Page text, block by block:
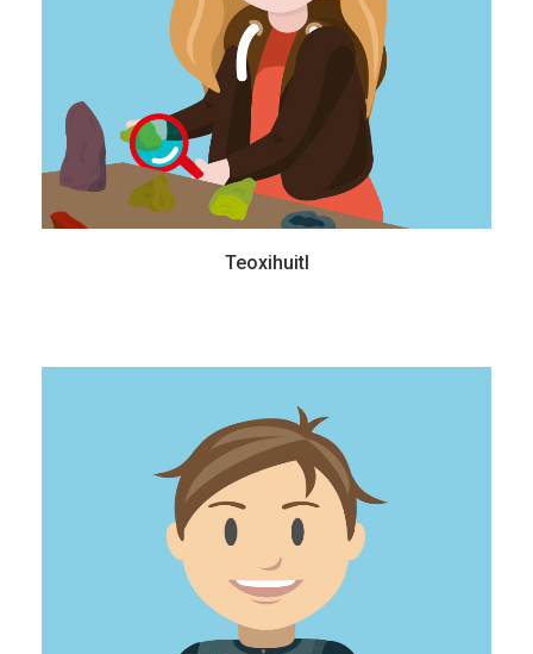
Teoxihuitl
14 años - Secundaria
Es un chico muy travieso, siempre hace hoyos en su patio, en el parque, en
donde pueda…. Le encanta la idea de que algún día descubrirá un fósil o los
huesos de un nuevo dinosaurio y podrá imaginar cómo era y cómo vivía.